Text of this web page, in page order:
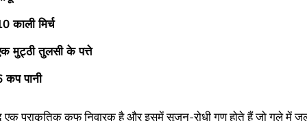
काली मिर्च
मुट्ठी तुलसी के पत्ते
कप पानी
एक प्राकृतिक कफ निवारक है और इसमें सूजन-रोधी गुण होते हैं जो गले में